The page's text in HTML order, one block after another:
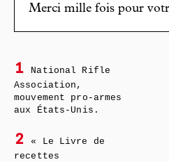
Merci mille fois pour
1
National Rifle
Association,
mouvement pro-armes
aux États-Unis.
2
« Le Livre de
recettes